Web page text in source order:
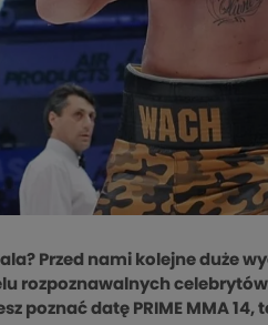
Przed nami kolejne duże
rozpoznawalnych
poznać datę PRIME MMA